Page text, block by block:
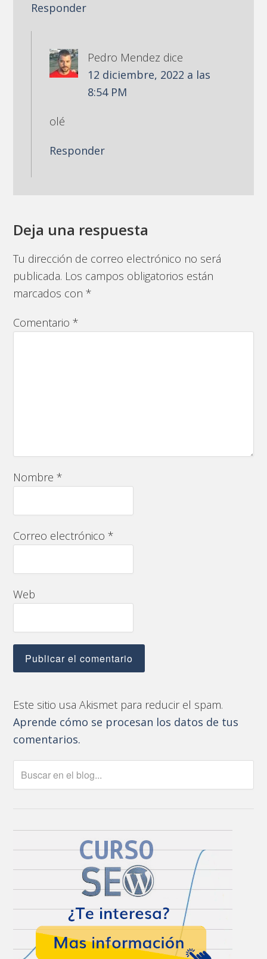
Responder
Pedro Mendez dice
12 diciembre, 2022 a las
8:54 PM
olé
Responder
Deja una respuesta
Tu dirección de correo electrónico no será
publicada. Los campos obligatorios están
marcados con*
Comentario*
Nombre*
Correo electrónico*
Web
Este sitio usa Akismet para reducir el spam.
Aprende cómo se procesan los datos de tus
comentarios.